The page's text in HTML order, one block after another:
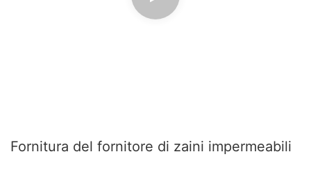
Fornitura del fornitore di zaini impermeabili